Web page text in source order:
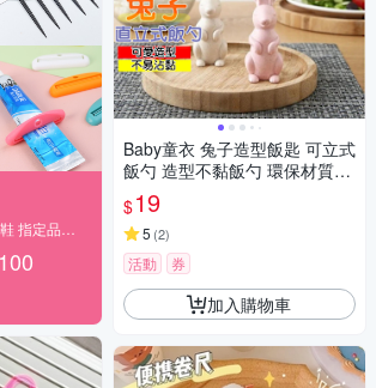
Baby童衣 兔子造型飯匙 可立式
飯勺 造型不黏飯勺 環保材質飯
匙 11828
$19
5 (2)
活動 券
加入購物車